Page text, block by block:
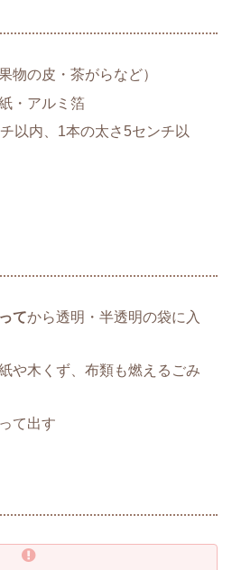
物の皮・茶がらなど）
・アルミ箔
以内、1本の太さ5センチ以
てから透明・半透明の袋に入
や木くず、布類も燃えるごみ
て出す